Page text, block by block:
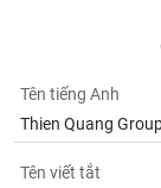
Tên tiếng Anh
Thien Quang
Tên viết tắt